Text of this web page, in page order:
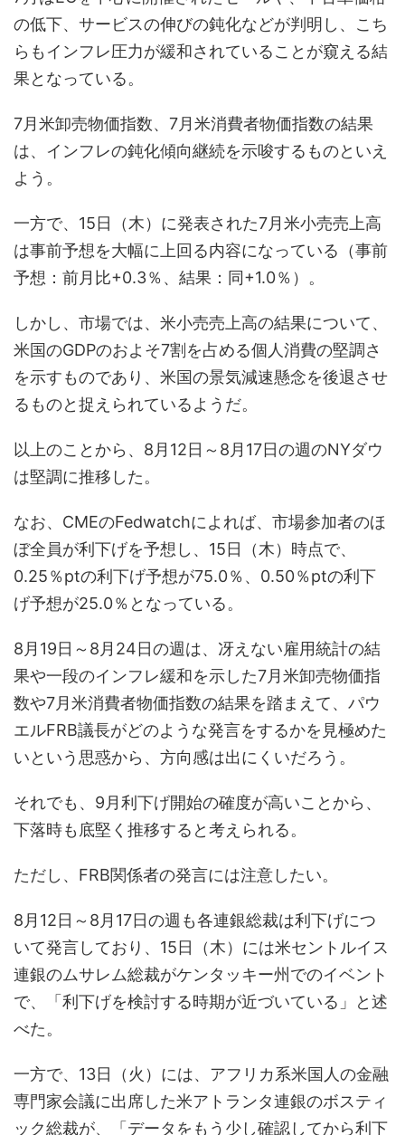
の低下、サービスの伸びの鈍化などが判明し、こち
らもインフレ圧力が緩和されていることが窺える結
果となっている。
7月米卸売物価指数、7月米消費者物価指数の結果
は、インフレの鈍化傾向継続を示唆するものといえ
よう。
一方で、15日（木）に発表された7月米小売売上高
は事前予想を大幅に上回る内容になっている（事前
予想：前月比+0.3％、結果：同+1.0％）。
しかし、市場では、米小売売上高の結果について、
米国のGDPのおよそ7割を占める個人消費の堅調さ
を示すものであり、米国の景気減速懸念を後退させ
るものと捉えられているようだ。
以上のことから、8月12日～8月17日の週のNYダウ
は堅調に推移した。
なお、CMEのFedwatchによれば、市場参加者のほ
ぼ全員が利下げを予想し、15日（木）時点で、
0.25％ptの利下げ予想が75.0％、0.50％ptの利下
げ予想が25.0％となっている。
8月19日～8月24日の週は、冴えない雇用統計の結
果や一段のインフレ緩和を示した7月米卸売物価指
数や7月米消費者物価指数の結果を踏まえて、パウ
エルFRB議長がどのような発言をするかを見極めた
いという思惑から、方向感は出にくいだろう。
それでも、9月利下げ開始の確度が高いことから、
下落時も底堅く推移すると考えられる。
ただし、FRB関係者の発言には注意したい。
8月12日～8月17日の週も各連銀総裁は利下げにつ
いて発言しており、15日（木）には米セントルイス
連銀のムサレム総裁がケンタッキー州でのイベント
で、「利下げを検討する時期が近づいている」と述
べた。
一方で、13日（火）には、アフリカ系米国人の金融
専門家会議に出席した米アトランタ連銀のボスティ
ック総裁が、「データをもう少し確認してから利下